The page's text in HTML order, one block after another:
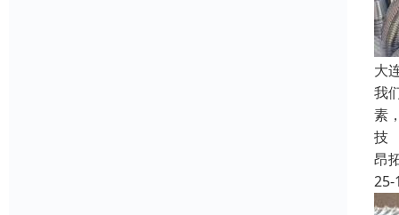
大
我
素
技
昂
25-